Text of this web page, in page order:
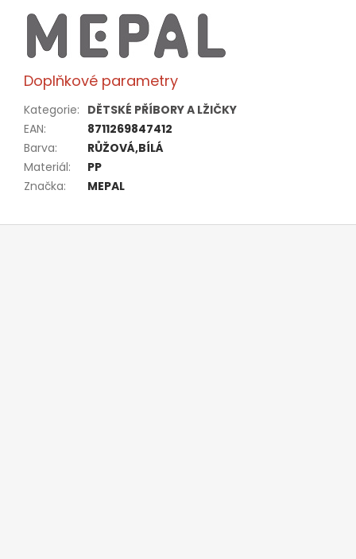
Doplňkové parametry
Kategorie: DĚTSKÉ PŘÍBORY A LŽIČKY
EAN:
8711269847412
Barva:
RŮŽOVÁ,BÍLÁ
Materiál:
PP
Značka: MEPAL
Z